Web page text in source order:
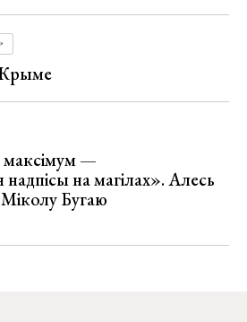
Крыме
максімум —
на магілах». Алесь
Міколу Бугаю